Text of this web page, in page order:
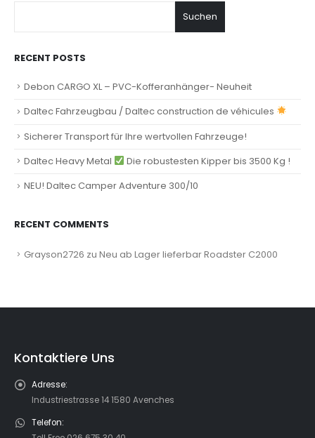
Suchen
RECENT POSTS
Debon CARGO XL – PVC-Kofferanhänger- Neuheit
Daltec Fahrzeugbau / Daltec construction de véhicules
Sicherer Transport für Ihre wertvollen Fahrzeuge!
Daltec Heavy Metal
Die robustesten Kipper bis 3500 Kg !
NEU! Daltec Camper Adventure 300/10
RECENT COMMENTS
Grayson2726 zu Neu ab Lager lieferbar Roadster C2000
Kontaktiere Uns
Adresse:
Industriestrasse 14 1580 Avenches
Telefon: